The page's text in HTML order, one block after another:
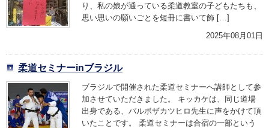
り、私の娘が通っている柔道教室の子どもたちも、
思い思いの願いごとを短冊に書いて飾 […]
2025年08月01日
柔道セミナーinブラジル
ブラジルで開催された柔道セミナーへ講師として参
加させていただきました。 キッカケは、同じ道場
出身である、バルボザカツヒロ先生に声をかけて頂
いたことです。 柔道セミナーは合宿の一部という